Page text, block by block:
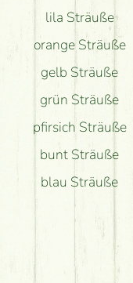
lila Sträuße
orange Sträuße
gelb Sträuße
grün Sträuße
pfirsich Sträuße
bunt Sträuße
blau Sträuße